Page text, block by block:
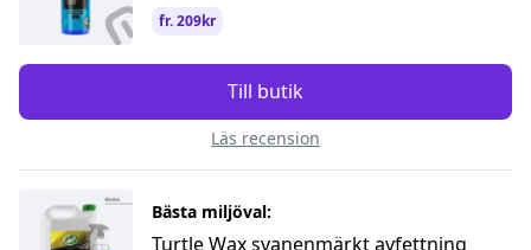
fr. 209kr
Till butik
Läs recension
Bästa miljöval:
Turtle Wax svanenmärkt avfettning